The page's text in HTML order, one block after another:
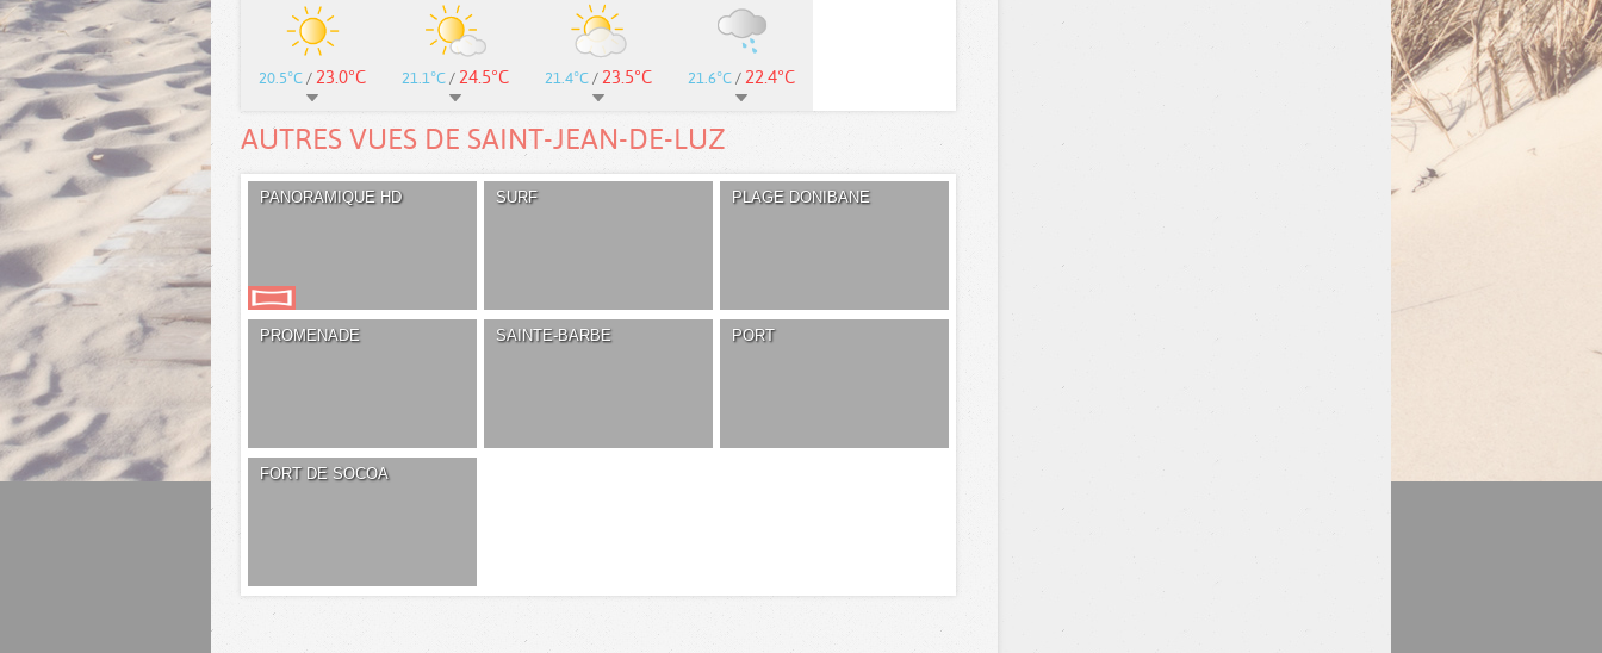
20.5°C / 23.0°C 21.1°C / 24.5°C 21.4°C / 23.5°C 21.6°C / 22.4°C
AUTRES VUES DE SAINT-JEAN-DE-LUZ
PANORAMIQUE HD SURF PLAGE DONIBANE
PROMENADE SAINTE-BARBE PORT
FORT DE SOCOA